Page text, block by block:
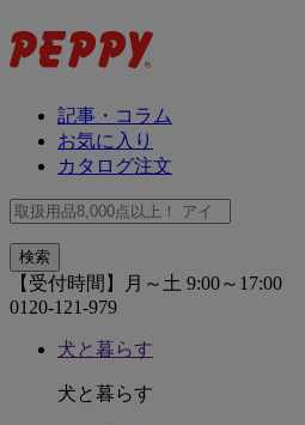
記事・コラム
お気に入り
カタログ注文
【受付時間】月～土 9:00～17:00
0120-121-979
犬と暮らす
犬と暮らす